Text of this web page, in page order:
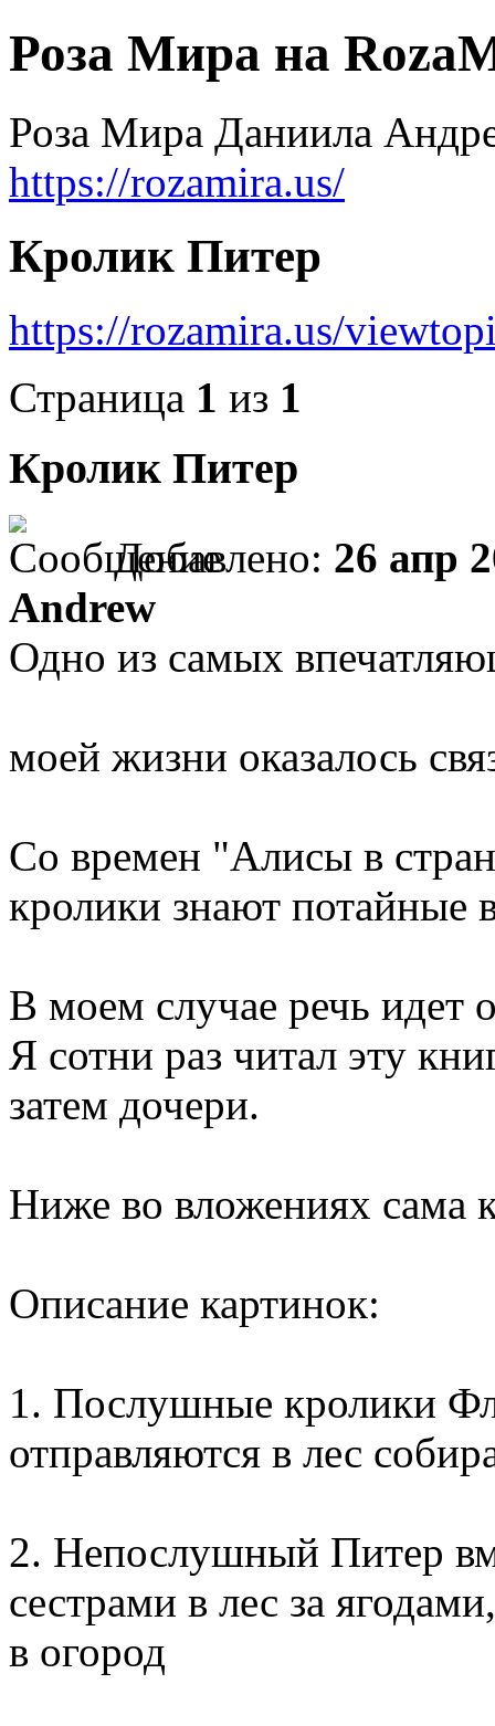
Роза Мира на
Роза Мира Даниила
https://rozamira.us/
Кролик Питер
https://rozamira.us/
Страница 1 из 1
Кролик Питер
Добавлено: 26 апр
Andrew
Одно из самых
моей жизни оказалось
Со времен "Алисы в
кролики знают потайные
В моем случае речь идет
Я сотни раз читал эту
затем дочери.
Ниже во вложениях сама
Описание картинок:
1. Послушные кролики
отправляются в лес
2. Непослушный Питер
сестрами в лес за
в огород